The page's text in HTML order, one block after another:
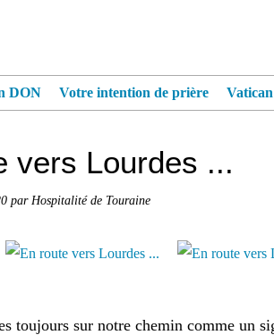
DON Votre intention de prière
vers Lourdes ...
par Hospitalité de Touraine
toujours sur notre chemin comme un